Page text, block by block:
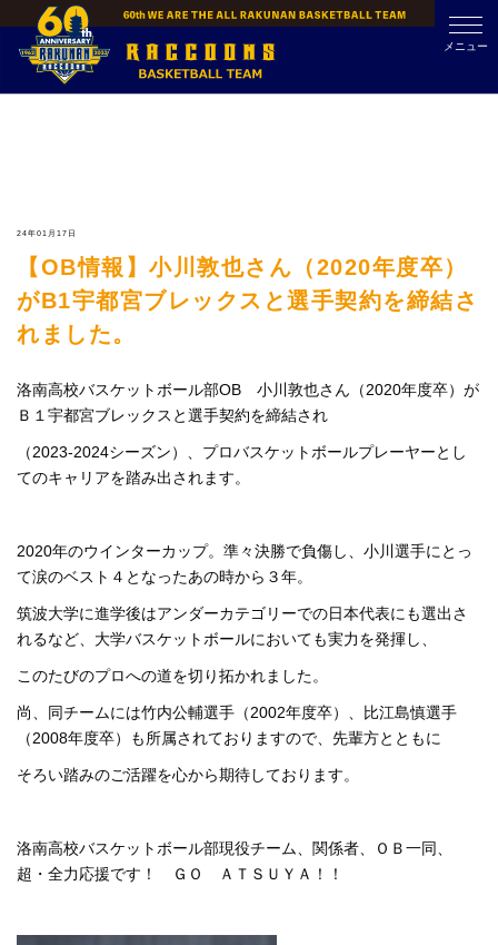
content
メニュー
24年01月17日
【OB情報】小川敦也さん（2020年度卒）
がB1宇都宮ブレックスと選手契約を締結さ
れました。
洛南高校バスケットボール部OB 小川敦也さん（2020年度卒）が
Ｂ１宇都宮ブレックスと選手契約を締結され
（2023-2024シーズン）、プロバスケットボールプレーヤーとし
てのキャリアを踏み出されます。
2020年のウインターカップ。準々決勝で負傷し、小川選手にとっ
て涙のベスト４となったあの時から３年。
筑波大学に進学後はアンダーカテゴリーでの日本代表にも選出さ
れるなど、大学バスケットボールにおいても実力を発揮し、
このたびのプロへの道を切り拓かれました。
尚、同チームには竹内公輔選手（2002年度卒）、比江島慎選手
（2008年度卒）も所属されておりますので、先輩方とともに
そろい踏みのご活躍を心から期待しております。
洛南高校バスケットボール部現役チーム、関係者、ＯＢ一同、
超・全力応援です！ ＧＯ ＡＴＳＵＹＡ！！